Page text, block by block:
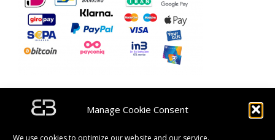
Manage Cookie Consent
We use cookies to optimize our website and our service.
ABONNIEREN SIE UNSEREN NEWSLETTER UND
ERHALTEN SIE EINEN RABATTGUTSCHEIN IM WERT
VON 5 €.